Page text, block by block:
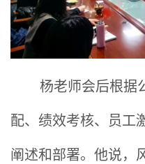
杨老师会后根据
配、绩效考核、员工
阐述和部署。他说，